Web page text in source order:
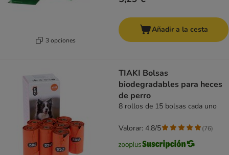
3 opciones
Añadir a la cesta
TIAKI Bolsas
biodegradables para heces
de perro
8 rollos de 15 bolsas cada uno
Valorar: 4.8/5 (76)